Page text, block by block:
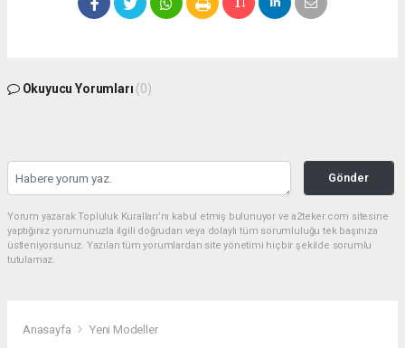
Okuyucu Yorumları (0)
Gönder
Yorum yazarak Topluluk Kuralları’nı kabul etmiş bulunuyor ve a2teker.com sitesine
yaptığınız yorumunuzla ilgili doğrudan veya dolaylı tüm sorumluluğu tek başınıza
üstleniyorsunuz. Yazılan tüm yorumlardan site yönetimi hiçbir şekilde sorumlu
tutulamaz.
Anasayfa Yeni Modeller